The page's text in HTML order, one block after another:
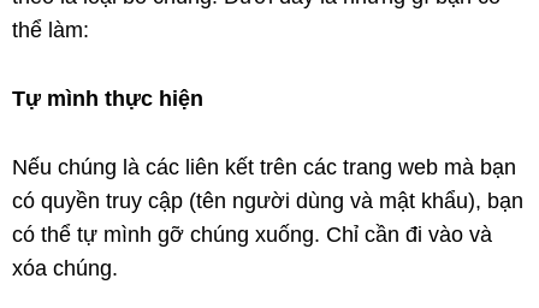
thể làm:
Tự mình thực hiện
Nếu chúng là các liên kết trên các trang web mà bạn
có quyền truy cập (tên người dùng và mật khẩu), bạn
có thể tự mình gỡ chúng xuống. Chỉ cần đi vào và
xóa chúng.